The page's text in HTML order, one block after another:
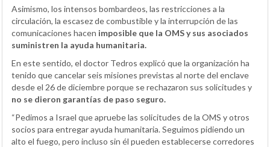
Asimismo, los intensos bombardeos, las restricciones a la
circulación, la escasez de combustible y la interrupción de las
comunicaciones hacen imposible que la OMS y sus asociados
suministren la ayuda humanitaria.
En este sentido, el doctor Tedros explicó que la organización ha
tenido que cancelar seis misiones previstas al norte del enclave
desde el 26 de diciembre porque se rechazaron sus solicitudes y
no se dieron garantías de paso seguro.
“Pedimos a Israel que apruebe las solicitudes de la OMS y otros
socios para entregar ayuda humanitaria. Seguimos pidiendo un
alto el fuego, pero incluso sin él pueden establecerse corredores